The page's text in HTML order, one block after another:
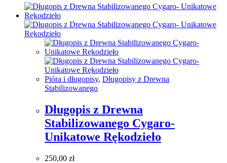
Pióra i długopisy, Długopisy z Drewna
Stabilizowanego
Długopis z Drewna
Stabilizowanego Cygaro-
Unikatowe Rękodzieło
250,00 zł